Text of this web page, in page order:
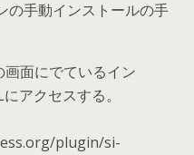
の手動インストールの手
面にでているイン
アクセスする。
plugin/si-